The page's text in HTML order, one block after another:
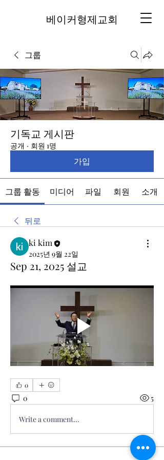
베이커형제교회
그룹
기독교 게시판
공개 · 회원 1명
가입
그룹 활동 미디어 파일 회원 소개
뒤로
ki kim
2025년 9월 22일
Sep 21, 2025 설교
0
0 5
Write a comment...